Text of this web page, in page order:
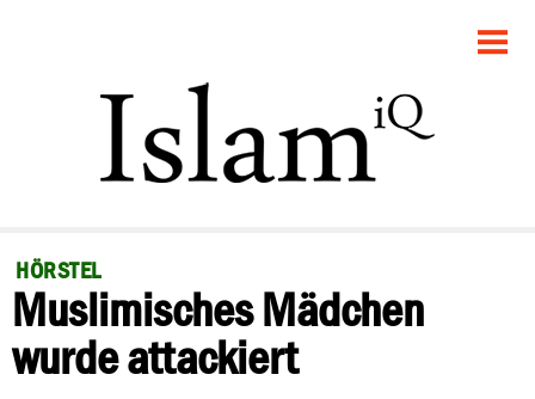
POLITIK
GESELLSCHAFT
RECHT
FEUILLETON
HÖRSTEL
Muslimisches Mädchen
wurde attackiert